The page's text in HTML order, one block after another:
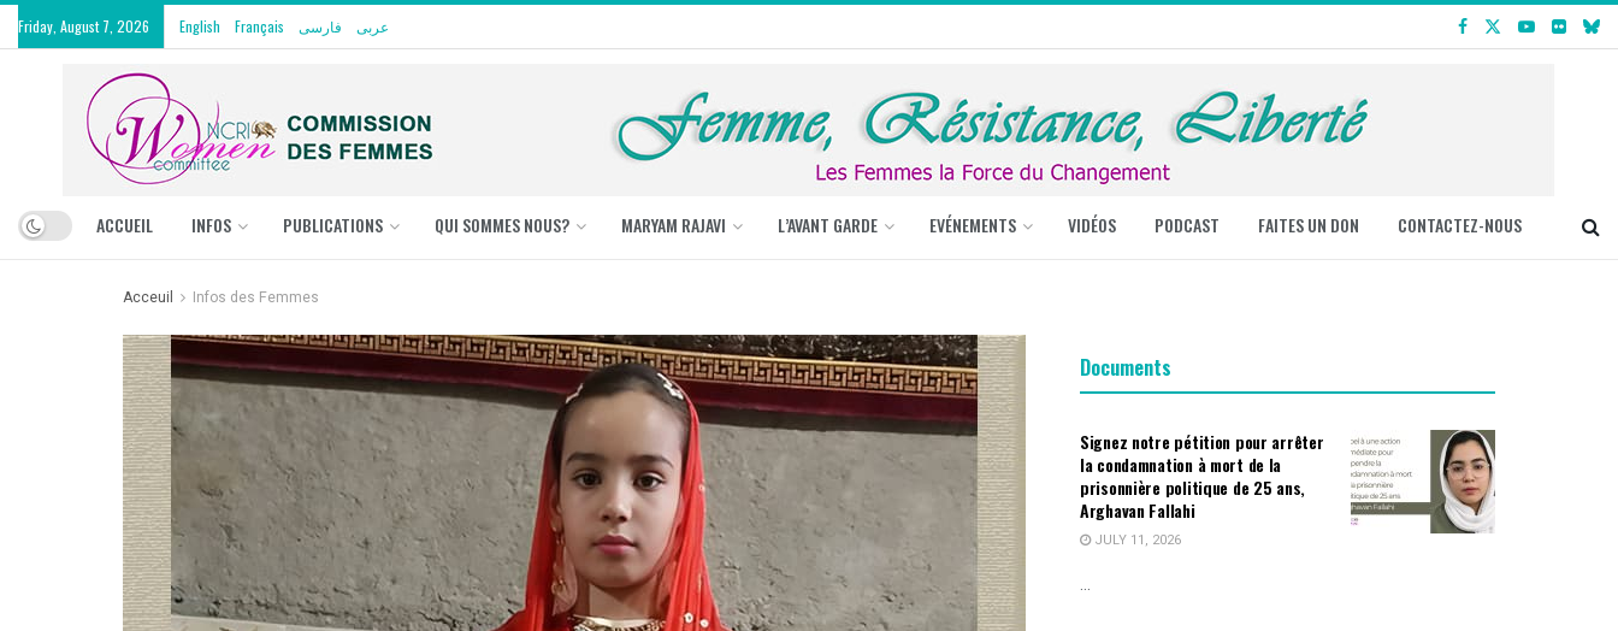
Friday, August 7, 2026 English Français فارسی عربی
ACCUEIL INFOS PUBLICATIONS QUI SOMMES NOUS? MARYAM RAJAVI L’AVANT GARDE EVÉNEMENTS VIDÉOS PODCAST FAITES UN DON CONTACTEZ-NOUS
Acceuil Infos des Femmes
Documents
Signez notre pétition pour arrêter
la condamnation à mort de la
prisonnière politique de 25 ans,
Arghavan Fallahi
JULY 11, 2026